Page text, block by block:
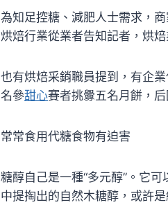
為知足控糖、減肥人士需求，
烘焙行業從業者告知記者，烘
也有烘焙采銷職員提到，有企
名參甜心賽者挑釁五名月餅，
常常食用代糖食物有迫害
糖醇自己是一種“多元醇”。它
中提掏出的自然木糖醇，或許